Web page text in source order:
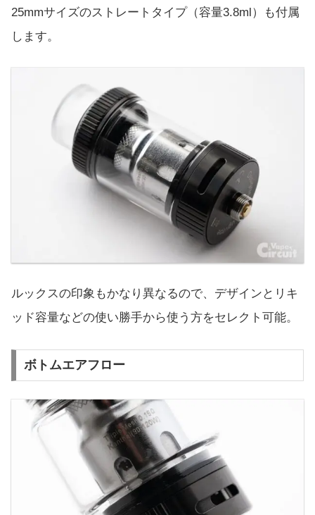
25mmサイズのストレートタイプ（容量3.8ml）も付属
します。
ルックスの印象もかなり異なるので、デザインとリキ
ッド容量などの使い勝手から使う方をセレクト可能。
ボトムエアフロー